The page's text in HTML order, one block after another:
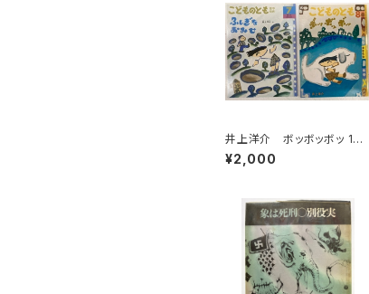
井上洋介 ボッボッボッ 199
6年 ふしぎなみせ 2000年
（年中向） こどものとも 絵
¥2,000